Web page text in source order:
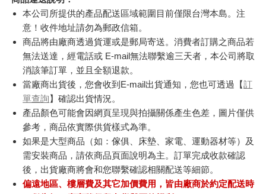
本公司所提供的產品配送區域範圍目前僅限台灣本島。注
意！收件地址請勿為郵政信箱。
商品將由廠商透過貨運或是郵局寄送。消費者訂購之商品若
無法送達，經電話或 E-mail無法聯繫逾三天者，本公司將取
消該筆訂單，並且全額退款。
當廠商出貨後，您會收到E-mail出貨通知，您也可透過【訂
單查詢】確認出貨情況。
產品顏色可能會因網頁呈現與拍攝關係產生色差，圖片僅供
參考，商品依實際供貨樣式為準。
如果是大型商品（如：傢俱、床墊、家電、運動器材等）及
需安裝商品，請依商品頁面說明為主。訂單完成收款確認
後，出貨廠商將會和您聯繫確認相關配送等細節。
偏遠地區、樓層費及其它加價費用，皆由廠商於約定配送時